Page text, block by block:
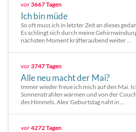
vor3667 Tagen
Ich bin müde
So oft muss ich in letzter Zeit an dieses
Es schlingt sich durch meine
nächsten Moment kräfteraubend weiter ...
vor3747 Tagen
Alle neu macht der Mai?
Immer wieder freue ich mich auf den Mai.
Sonnenstrahlen wärmen und von der
des Himmels. Alex`Geburtstag naht in ...
vor4272 Tagen